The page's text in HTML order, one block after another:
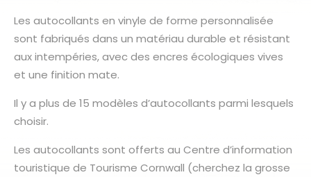
Les autocollants en vinyle de forme personnalisée
sont fabriqués dans un matériau durable et résistant
aux intempéries, avec des encres écologiques vives
et une finition mate.
Il y a plus de 15 modèles d’autocollants parmi lesquels
choisir.
Les autocollants sont offerts au Centre d’information
touristique de Tourisme Cornwall (cherchez la grosse